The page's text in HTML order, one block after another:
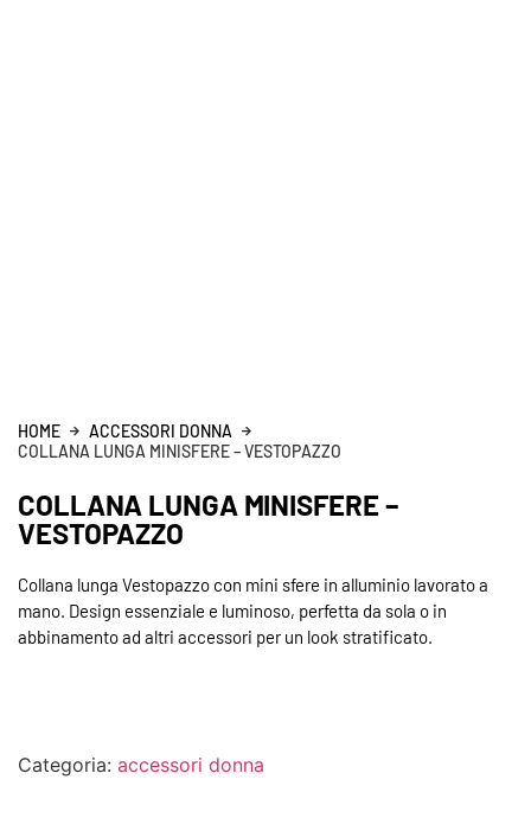
HOME
ACCESSORI DONNA
COLLANA LUNGA MINISFERE – VESTOPAZZO
COLLANA LUNGA MINISFERE –
VESTOPAZZO
Collana lunga Vestopazzo con mini sfere in alluminio lavorato a
mano. Design essenziale e luminoso, perfetta da sola o in
abbinamento ad altri accessori per un look stratificato.
Categoria: accessori donna